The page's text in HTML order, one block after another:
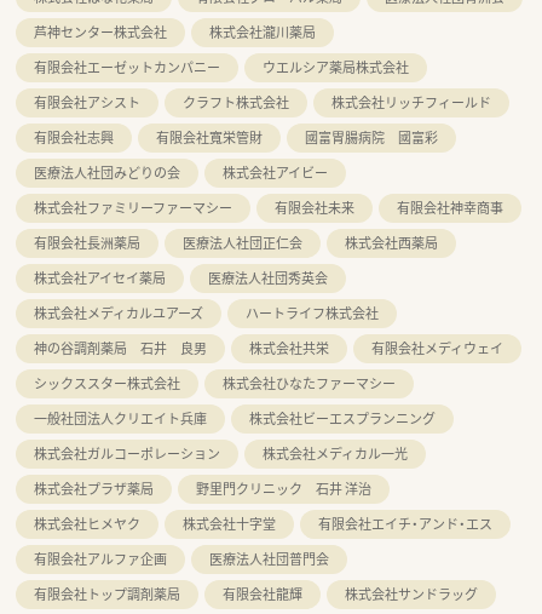
芦神センター株式会社
株式会社瀧川薬局
有限会社エーゼットカンパニー
ウエルシア薬局株式会社
有限会社アシスト
クラフト株式会社
株式会社リッチフィールド
有限会社志興
有限会社寬栄管財
國富胃腸病院 國富彩
医療法人社団みどりの会
株式会社アイビー
株式会社ファミリーファーマシー
有限会社未来
有限会社神幸商事
有限会社長洲薬局
医療法人社団正仁会
株式会社西薬局
株式会社アイセイ薬局
医療法人社団秀英会
株式会社メディカルユアーズ
ハートライフ株式会社
神の谷調剤薬局 石井 良男
株式会社共栄
有限会社メディウェイ
シックススター株式会社
株式会社ひなたファーマシー
一般社団法人クリエイト兵庫
株式会社ビーエスプランニング
株式会社ガルコーポレーション
株式会社メディカル一光
株式会社プラザ薬局
野里門クリニック 石井 洋治
株式会社ヒメヤク
株式会社十字堂
有限会社エイチ・アンド・エス
有限会社アルファ企画
医療法人社団普門会
有限会社トップ調剤薬局
有限会社龍輝
株式会社サンドラッグ